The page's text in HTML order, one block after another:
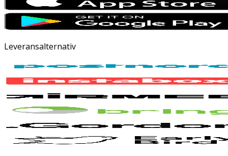
Leveransalternativ